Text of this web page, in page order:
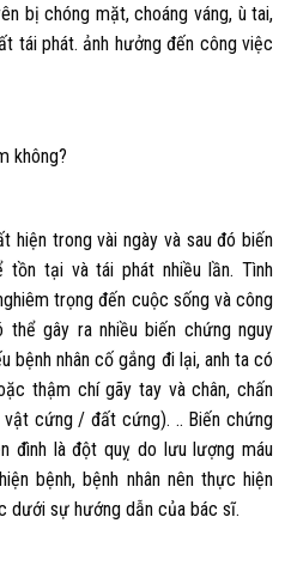
bị chóng mặt, choáng váng, ù tai,
tái phát. ảnh hưởng đến công việc
không?
hiện trong vài ngày và sau đó biến
tồn tại và tái phát nhiều lần. Tình
trọng đến cuộc sống và công
gây ra nhiều biến chứng nguy
bệnh nhân cố gắng đi lại, anh ta có
thậm chí gãy tay và chân, chấn
cứng / đất cứng). .. Biến chứng
đình là đột quỵ do lưu lượng máu
bệnh, bệnh nhân nên thực hiện
dưới sự hướng dẫn của bác sĩ.